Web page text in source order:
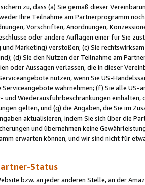
zu, dass (a) Sie gemäß dieser
Ihre Teilnahme am Partnerprogramm
Vorschriften, Anordnungen,
oder andere Auflagen einer für Sie
und Marketing) verstoßen; (c) Sie
(d) Sie den Nutzen der Teilnahme am
oder Aussagen verlassen, die in dieser
nutzen, wenn Sie US-
Serviceangebote wahrnehmen; (f) Sie alle
und Wiederausfuhrbeschränkungen
gelten, und (g) die Angaben, die Sie im
aktualisieren, indem Sie sich über die
und übernehmen keine
erwarten können, und wir sind nicht für
Status
bzw. an jeder anderen Stelle, an der